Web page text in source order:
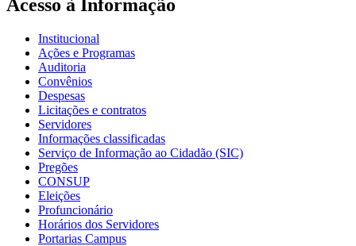
Acesso à Informação
Institucional
Ações e Programas
Auditoria
Convênios
Despesas
Licitações e contratos
Servidores
Informações classificadas
Serviço de Informação ao Cidadão (SIC)
Pregões
CONSUP
Eleições
Profuncionário
Horários dos Servidores
Portarias Campus